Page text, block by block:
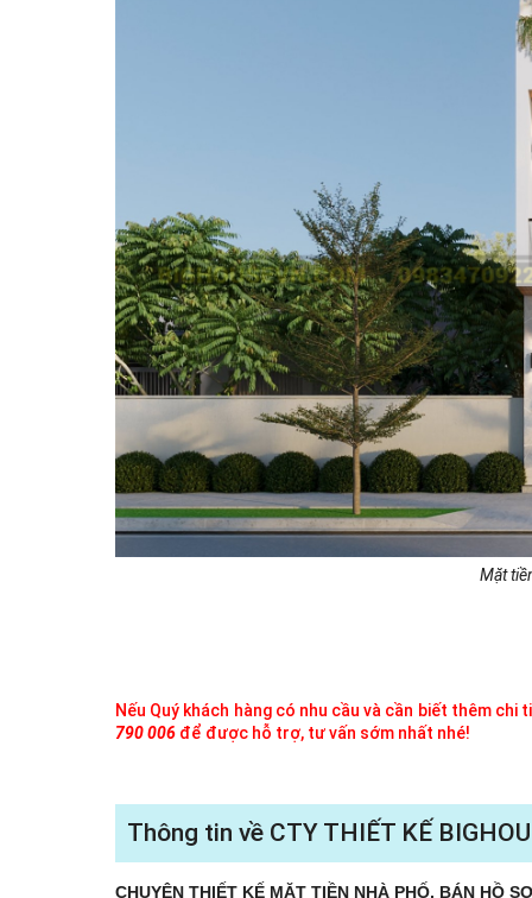
Mặt
Nếu Quý khách hàng có nhu cầu và cần biết thêm chi
790 006 để được hỗ trợ, tư vấn sớm nhất nhé!
Thông tin về CTY THIẾT KẾ
CHUYÊN THIẾT KẾ MẶT TIỀN NHÀ PHỐ, BÁN HỒ